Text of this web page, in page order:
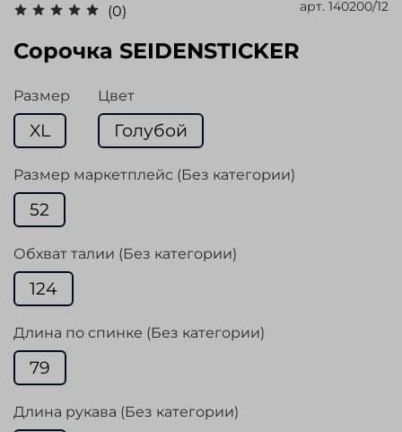
(0) арт. 140200/12
Сорочка SEIDENSTICKER
Размер
XL
Цвет
Голубой
Размер маркетплейс (Без категории)
52
Обхват талии (Без категории)
124
Длина по спинке (Без категории)
79
Длина рукава (Без категории)